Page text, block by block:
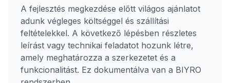
A fejlesztés megkezdése előtt világos ajánlatot
adunk végleges költséggel és szállítási
feltételekkel. A következő lépésben részletes
leírást vagy technikai feladatot hozunk létre,
amely meghatározza a szerkezetet és a
funkcionalitást. Ez dokumentálva van a BIYRO